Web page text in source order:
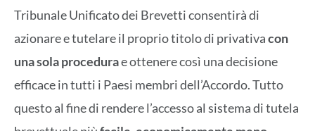
Tribunale Unificato dei Brevetti consentirà di
azionare e tutelare il proprio titolo di privativacon
una sola procedurae ottenere così una decisione
efficace in tutti i Paesi membri dell’Accordo. Tutto
questo al fine di rendere l’accesso al sistema di tutela